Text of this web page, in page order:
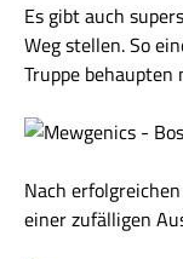
Es gibt auch
Weg stellen. So
Truppe behaupten
Nach
einer zufälligen